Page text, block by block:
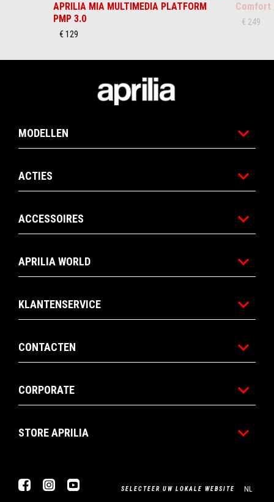
APRILIA MIA MULTIMEDIA PLATFORM
PMP 3.0
€ 129
Comfort
€ 249
MODELLEN
ACTIES
ACCESSOIRES
APRILIA WORLD
KLANTENSERVICE
CONTACTEN
CORPORATE
STORE APRILIA
FacebookInstagram SELECTEER UW LOKALE WEBSITE NL